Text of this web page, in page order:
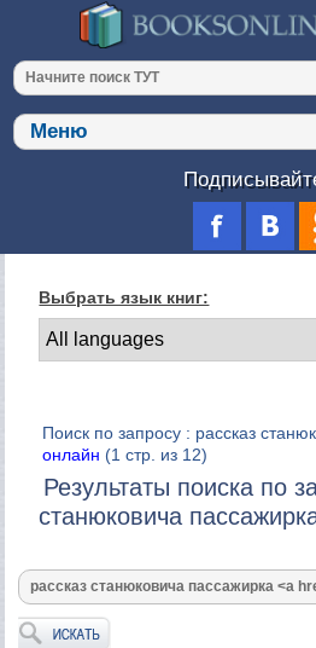
Выбрать язык книг:
Поиск по запросу : рассказ
онлайн (1 стр. из 12)
Результаты поиска по
станюковича